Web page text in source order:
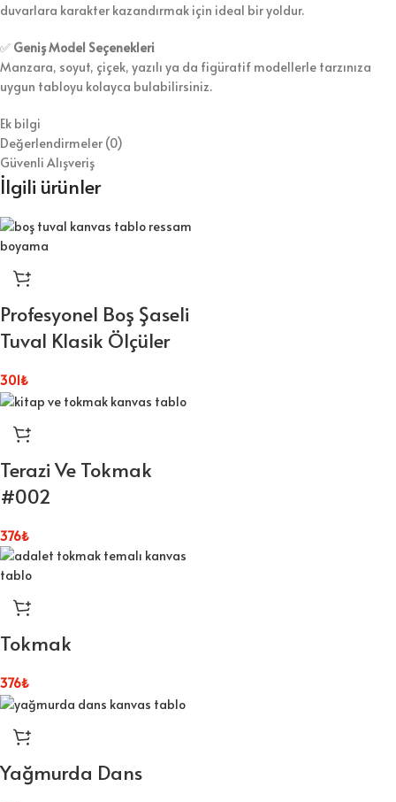
duvarlara karakter kazandırmak için ideal bir yoldur.
✅ Geniş Model Seçenekleri
Manzara, soyut, çiçek, yazılı ya da figüratif modellerle tarzınıza
uygun tabloyu kolayca bulabilirsiniz.
Ek bilgi
Değerlendirmeler (0)
Güvenli Alışveriş
İlgili ürünler
Profesyonel Boş Şaseli
Tuval Klasik Ölçüler
301₺
Terazi Ve Tokmak
#002
376₺
Tokmak
376₺
Yağmurda Dans